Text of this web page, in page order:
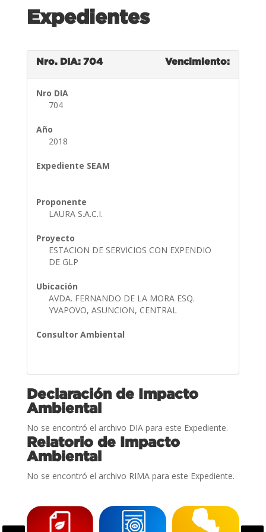
Expedientes
Nro. DIA: 704 Vencimiento:
Nro DIA
704
Año
2018
Expediente SEAM
Proponente
LAURA S.A.C.I.
Proyecto
ESTACION DE SERVICIOS CON EXPENDIO
DE GLP
Ubicación
AVDA. FERNANDO DE LA MORA ESQ.
YVAPOVO, ASUNCION, CENTRAL
Consultor Ambiental
Declaración de Impacto
Ambiental
No se encontró el archivo DIA para este Expediente.
Relatorio de Impacto
Ambiental
No se encontró el archivo RIMA para este Expediente.